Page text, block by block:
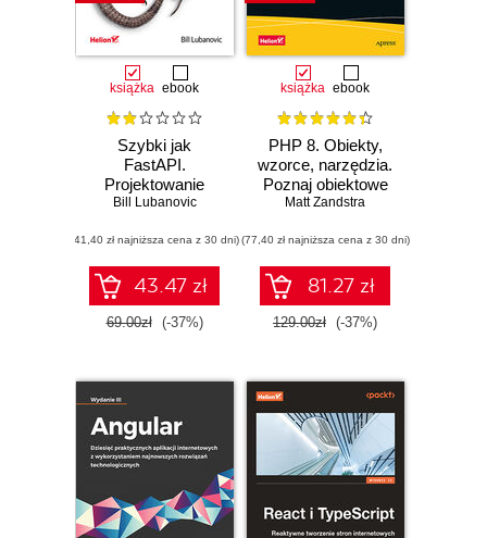
książka ebook
Szybki jak
FastAPI.
Projektowanie
aplikacji WWW w
Bill Lubanovic
(41,40 zł najniższa cena z 30 dni)
43.47 zł
69.00zł (-37%)
książka ebook
PHP 8. Obiekty,
wzorce, narzędzia.
Poznaj obiektowe
usprawnienia
wzorce projektowe
i niezbędne
narzędzia
programistyczne.
Wydanie VI
Matt Zandstra
(77,40 zł najniższa cena z 30 dni)
81.27 zł
129.00zł (-37%)